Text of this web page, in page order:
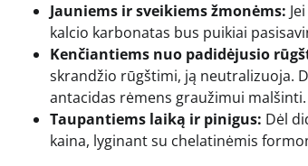
Jauniems ir sveikiems žmonėms:
kalcio karbonatas bus puikiai
Kenčiantiems nuo padidėjusio
skrandžio rūgštimi, ją neutralizuoja.
antacidas rėmens graužimui malšinti.
Taupantiems laiką ir pinigus: Dėl
kaina, lyginant su chelatinėmis